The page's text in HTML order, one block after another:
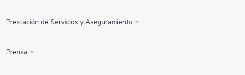
Prestación de Servicios y Aseguramiento
Prensa